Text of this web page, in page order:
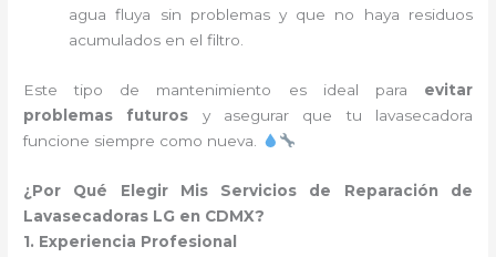
agua fluya sin problemas y que no haya residuos
acumulados en el filtro.
Este tipo de mantenimiento es ideal para evitar
problemas futuros y asegurar que tu lavasecadora
funcione siempre como nueva.
¿Por Qué Elegir Mis Servicios de Reparación de
Lavasecadoras LG en CDMX?
1. Experiencia Profesional